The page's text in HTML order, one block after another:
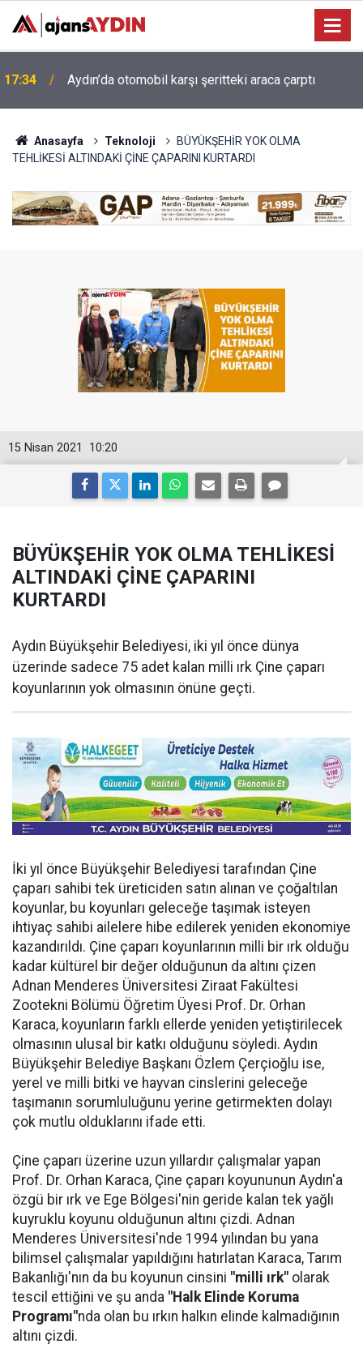
17:34 Aydın’da otomobil karşı şeritteki araca çarptı
Anasayfa Teknoloji
BÜYÜKŞEHİR YOK OLMA
TEHLİKESİ ALTINDAKİ ÇİNE ÇAPARINI KURTARDI
10:20
15 Nisan 2021
BÜYÜKŞEHİR YOK OLMA TEHLİKESİ
ALTINDAKİ ÇİNE ÇAPARINI
KURTARDI
Aydın Büyükşehir Belediyesi, iki yıl önce dünya
üzerinde sadece 75 adet kalan milli ırk Çine çaparı
koyunlarının yok olmasının önüne geçti.
İki yıl önce Büyükşehir Belediyesi tarafından Çine
çaparı sahibi tek üreticiden satın alınan ve çoğaltılan
koyunlar, bu koyunları geleceğe taşımak isteyen
ihtiyaç sahibi ailelere hibe edilerek yeniden ekonomiye
kazandırıldı. Çine çaparı koyunlarının milli bir ırk olduğu
kadar kültürel bir değer olduğunun da altını çizen
Adnan Menderes Üniversitesi Ziraat Fakültesi
Zootekni Bölümü Öğretim Üyesi Prof. Dr. Orhan
Karaca, koyunların farklı ellerde yeniden yetiştirilecek
olmasının ulusal bir katkı olduğunu söyledi. Aydın
Büyükşehir Belediye Başkanı Özlem Çerçioğlu ise,
yerel ve milli bitki ve hayvan cinslerini geleceğe
taşımanın sorumluluğunu yerine getirmekten dolayı
çok mutlu olduklarını ifade etti.
Çine çaparı üzerine uzun yıllardır çalışmalar yapan
Prof. Dr. Orhan Karaca, Çine çaparı koyununun Aydın'a
özgü bir ırk ve Ege Bölgesi'nin geride kalan tek yağlı
kuyruklu koyunu olduğunun altını çizdi. Adnan
Menderes Üniversitesi'nde 1994 yılından bu yana
bilimsel çalışmalar yapıldığını hatırlatan Karaca, Tarım
Bakanlığı'nın da bu koyunun cinsini "milli ırk" olarak
tescil ettiğini ve şu anda "Halk Elinde Koruma
Programı"nda olan bu ırkın halkın elinde kalmadığının
altını çizdi.